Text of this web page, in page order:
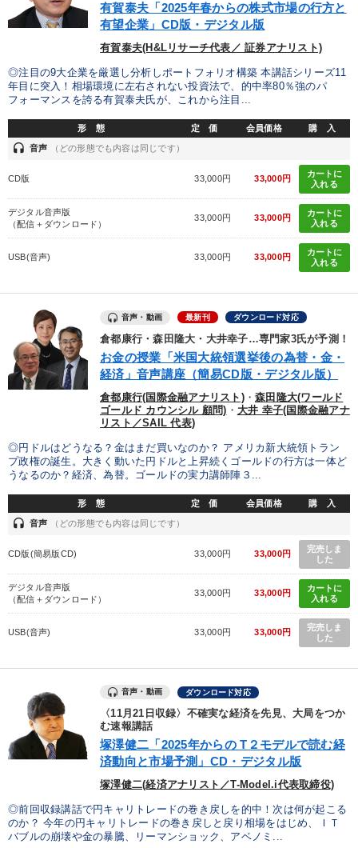
有賀泰夫「2025年春からの株式市場の行方と
有望企業」CD版・デジタル版
有賀泰夫(H&Lリサーチ代表／ 証券アナリスト)
◎注目の9大企業を厳選し分析しポートフォリオ構築 本講話シリーズ11
年目に突入！相場環境に左右されない投資法で、的中率80％強のパ
フォーマンスを誇る有賀泰夫氏が、これから注目...
形 態 定 価 会員価格 購 入
headset 音声 （どの形態でも内容は同じです）
CD版 33,000円 33,000円
カートに
入れる
デジタル音声版
（配信＋ダウンロード）
33,000円 33,000円
カートに
入れる
USB(音声) 33,000円 33,000円
カートに
入れる
音声・動画 最新刊 ダウンロード対応
倉都康行・森田隆大・大井幸子…専門家3氏が予測！
お金の授業「米国大統領選挙後の為替・金・
経済」音声講座（簡易CD版・デジタル版）
倉都康行(国際金融アナリスト)・森田隆大(ワールド
ゴールド カウンシル 顧問) ・ 大井 幸子(国際金融アナ
リスト／SAIL 代表)
◎円ドルはどうなる？金はまだ買いなのか？ アメリカ新大統領トラン
プ政権の誕生。大きく動いた円ドルと上昇続くゴールドの行方は一体ど
うなるのか？経済、為替。ゴールドの実力講師陣３...
形 態 定 価 会員価格 購 入
headset 音声 （どの形態でも内容は同じです）
CD版(簡易版CD) 33,000円 33,000円
完売しま
した
デジタル音声版
（配信＋ダウンロード）
33,000円 33,000円
カートに
入れる
USB(音声) 33,000円 33,000円
完売しま
した
音声・動画 ダウンロード対応
〈11月21日収録〉不確実な経済を先見、大局をつか
む速報講話
塚澤健二「2025年からの T２モデルで読む経
済動向と市場予測」CD・デジタル版
塚澤健二(経済アナリスト／T-Model.i代表取締役)
◎前回収録講話で円キャリトレードの巻き戻しを的中！次は何が起こる
のか？ 今年の円キャリトレードの巻き戻しと戻り相場をはじめ、ＩＴ
バブルの崩壊や金の暴騰、リーマンショック、アベノミ...